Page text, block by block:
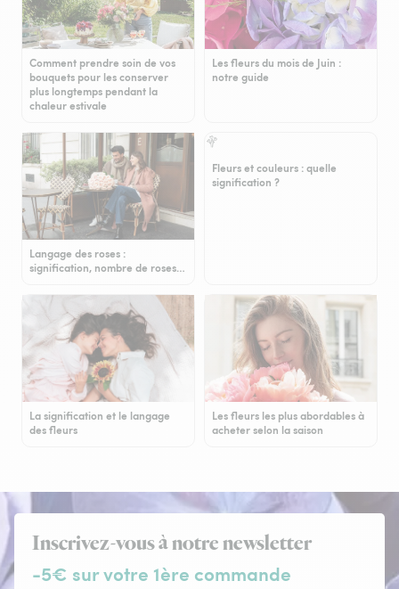
Comment prendre soin de vos
bouquets pour les conserver
plus longtemps pendant la
chaleur estivale
Les fleurs du mois de Juin :
notre guide
Langage des roses :
signification, nombre de roses…
Fleurs et couleurs : quelle
signification ?
La signification et le langage
des fleurs
Les fleurs les plus abordables à
acheter selon la saison
Inscrivez-vous à notre newsletter
-5€ sur votre 1ère commande